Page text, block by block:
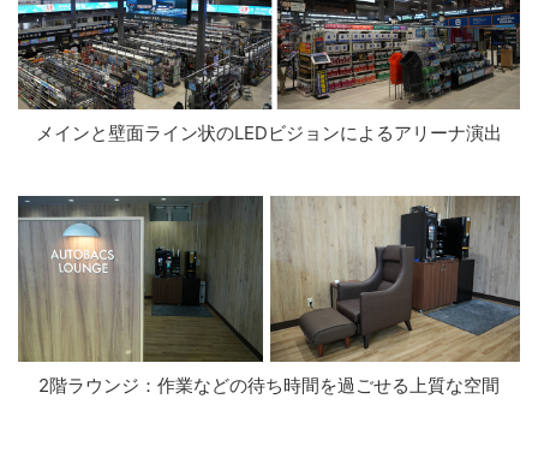
メインと壁面ライン状のLEDビジョンによるアリーナ演出
2階ラウンジ：作業などの待ち時間を過ごせる上質な空間